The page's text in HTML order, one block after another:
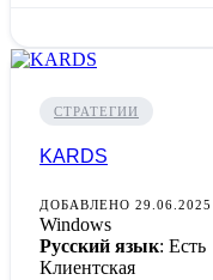
СТРАТЕГИИ
KARDS
ДОБАВЛЕНО 29.06.2025
Windows
Русский язык: Есть
Клиентская